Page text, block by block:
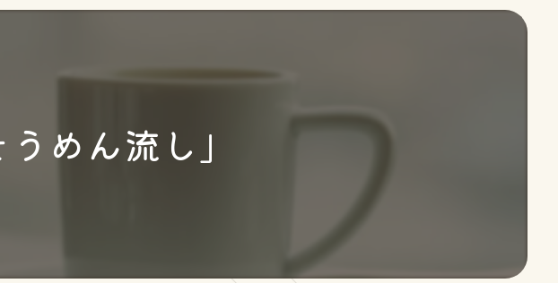
アレントサポートすてっぷチャンネル（YouTube）
めん流し」